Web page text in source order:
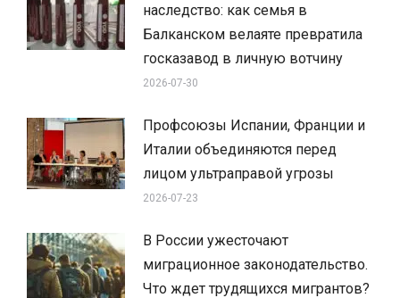
наследство: как семья в
Балканском велаяте превратила
госказавод в личную вотчину
2026-07-30
Профсоюзы Испании, Франции и
Италии объединяются перед
лицом ультраправой угрозы
2026-07-23
В России ужесточают
миграционное законодательство.
Что ждет трудящихся мигрантов?